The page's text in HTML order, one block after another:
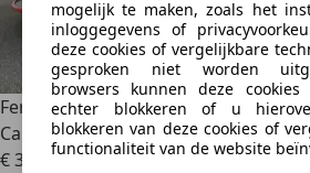
Ferrari SF90 Stradale- Assetto
Carbon
€ 399.9501
mogelijk te maken, zoals het
inloggegevens of
deze cookies of vergelijkbare
gesproken niet worden
browsers kunnen deze
echter blokkeren of u
blokkeren van deze cookies of
functionaliteit van de website